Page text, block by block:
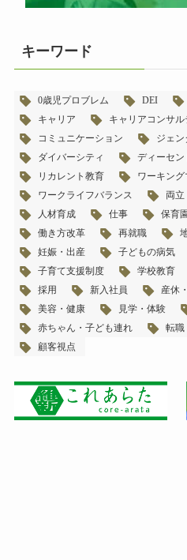
キーワード
0歳児プロブレム DEI
キャリア
キャリアコンサ
コミュニケーション
ジェ
ダイバーシティ
ディーセン
リカレント教育
ワーキング
ワークライフバランス
両立
人材育成
仕事 保育園
働き方改革
再就職
妊娠・出産
子どもの病気
子育て支援制度
学校教育
採用
新入社員 産休
美容・健康
見学・体験
赤ちゃん・子ども連れ
転職
顧客視点